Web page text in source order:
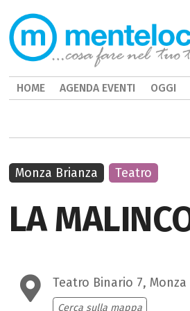
LA
Teatro Binario 7, Monza
Cerca sulla mappa
Monza Brianza Teatro
HOME AGENDA EVENTI OGGI